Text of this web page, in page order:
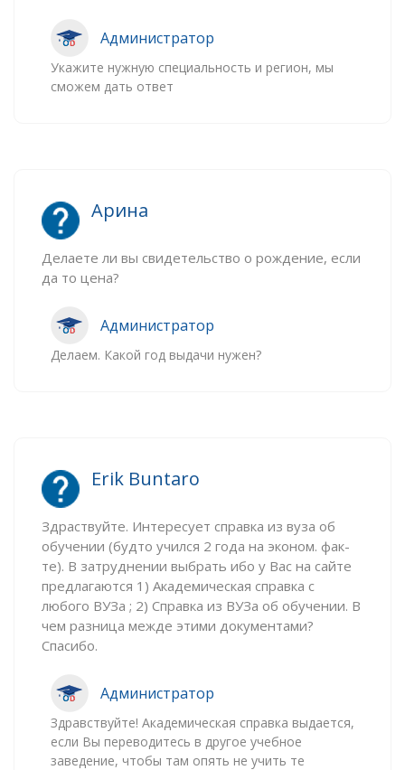
Администратор
Укажите нужную специальность и регион, мы
сможем дать ответ
Арина
Делаете ли вы свидетельство о рождение, если
да то цена?
Администратор
Делаем. Какой год выдачи нужен?
Erik Buntaro
Здраствуйте. Интересует справка из вуза об
обучении (будто учился 2 года на эконом. фак-
те). В затруднении выбрать ибо у Вас на сайте
предлагаются 1) Академическая справка с
любого ВУЗа ; 2) Справка из ВУЗа об обучении. В
чем разница межде этими документами?
Спасибо.
Администратор
Здравствуйте! Академическая справка выдается,
если Вы переводитесь в другое учебное
заведение, чтобы там опять не учить те